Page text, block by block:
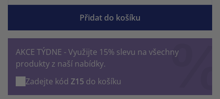
Přidat do košíku
AKCE TÝDNE - Využijte 15% slevu na všechny
produkty z naší nabídky.
Zadejte kód Z15 do košíku